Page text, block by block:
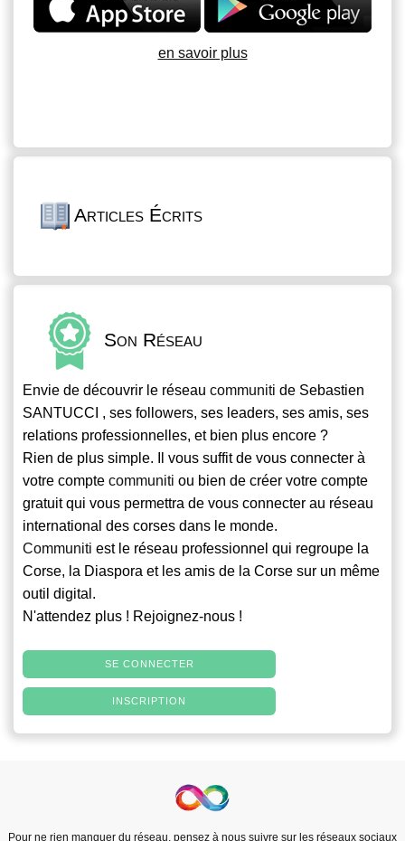
en savoir plus
Articles Écrits
Son Réseau
Envie de découvrir le réseau communiti de Sebastien
SANTUCCI , ses followers, ses leaders, ses amis, ses
relations professionnelles, et bien plus encore ?
Rien de plus simple. Il vous suffit de vous connecter à
votre compte communiti ou bien de créer votre compte
gratuit qui vous permettra de vous connecter au réseau
international des corses dans le monde.
Communiti est le réseau professionnel qui regroupe la
Corse, la Diaspora et les amis de la Corse sur un même
outil digital.
N'attendez plus ! Rejoignez-nous !
SE CONNECTER
INSCRIPTION
Pour ne rien manquer du réseau, pensez à nous suivre sur les réseaux sociaux